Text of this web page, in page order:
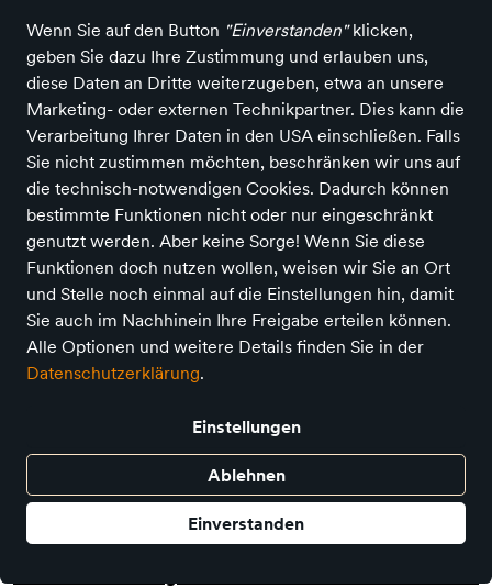
Wenn Sie auf den Button "Einverstanden"klicken,
geben Sie dazu Ihre Zustimmung und erlauben uns,
diese Daten an Dritte weiterzugeben, etwa an unsere
Marketing- oder externen Technikpartner. Dies kann die
Verarbeitung Ihrer Daten in den USA einschließen. Falls
Sie nicht zustimmen möchten, beschränken wir uns auf
die technisch-notwendigen Cookies. Dadurch können
bestimmte Funktionen nicht oder nur eingeschränkt
genutzt werden. Aber keine Sorge! Wenn Sie diese
Funktionen doch nutzen wollen, weisen wir Sie an Ort
und Stelle noch einmal auf die Einstellungen hin, damit
Sie auch im Nachhinein Ihre Freigabe erteilen können.
Alle Optionen und weitere Details finden Sie in der
Datenschutzerklärung.
Einstellungen
Ablehnen
Einverstanden
Legami Stift mit Dekoband - Einhorn
Preis
4,95 € inkl. MwSt.,zzgl. Versandkosten
Verkauf durchKindertraum - Kleve
8 Angebote anderer Anbieter
In den Warenkorb
Auf Lager - sofort versandfertig!